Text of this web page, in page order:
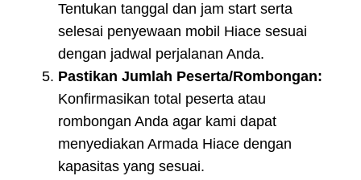
Tentukan tanggal dan jam start serta
selesai penyewaan mobil Hiace sesuai
dengan jadwal perjalanan Anda.
Pastikan Jumlah Peserta/Rombongan:
Konfirmasikan total peserta atau
rombongan Anda agar kami dapat
menyediakan Armada Hiace dengan
kapasitas yang sesuai.